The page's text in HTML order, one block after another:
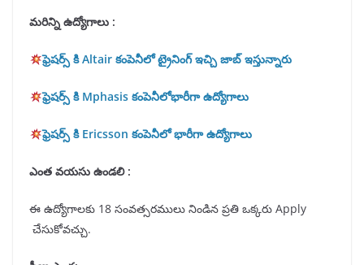
మరిన్ని ఉద్యోగాలు :
ఫ్రెషర్స్ కి Altair కంపెనీలో ట్రైనింగ్ ఇచ్చి జాబ్ ఇస్తున్నారు
ఫ్రెషర్స్ కి Mphasis కంపెనీలోభారీగా ఉద్యోగాలు
ఫ్రెషర్స్ కి Ericsson కంపెనీలో భారీగా ఉద్యోగాలు
ఎంత వయసు ఉండలి :
ఈ ఉద్యోగాలకు 18 సంవత్సరములు నిండిన ప్రతి ఒక్కరు Apply
చేసుకోవచ్చు.